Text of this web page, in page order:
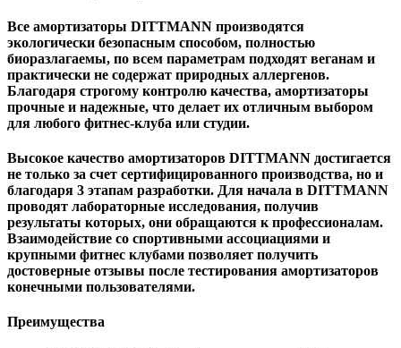
Все амортизаторы DITTMANN производятся
экологически безопасным способом, полностью
биоразлагаемы, по всем параметрам подходят веганам и
практически не содержат природных аллергенов.
Благодаря строгому контролю качества, амортизаторы
прочные и надежные, что делает их отличным выбором
для любого фитнес-клуба или студии.
Высокое качество амортизаторов DITTMANN достигается
не только за счет сертифицированного производства, но и
благодаря 3 этапам разработки. Для начала в DITTMANN
проводят лабораторные исследования, получив
результаты которых, они обращаются к профессионалам.
Взаимодействие со спортивными ассоциациями и
крупными фитнес клубами позволяет получить
достоверные отзывы после тестирования амортизаторов
конечными пользователями.
Преимущества